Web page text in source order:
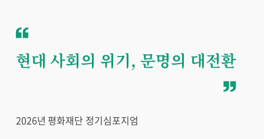
현대 사회의 위기, 문명의 대전환
2026년 평화재단 정기심포지엄